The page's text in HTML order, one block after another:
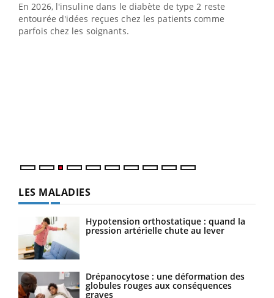
En 2026, l'insuline dans le diabète de type 2 reste
entourée d'idées reçues chez les patients comme
parfois chez les soignants.
LES MALADIES
Hypotension orthostatique : quand la
pression artérielle chute au lever
Drépanocytose : une déformation des
globules rouges aux conséquences
graves